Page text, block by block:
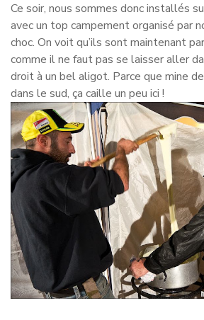
Ce soir, nous sommes donc installés
avec un top campement organisé par
choc. On voit qu’ils sont maintenant
comme il ne faut pas se laisser aller
droit à un bel aligot. Parce que mine
dans le sud, ça caille un peu ici !